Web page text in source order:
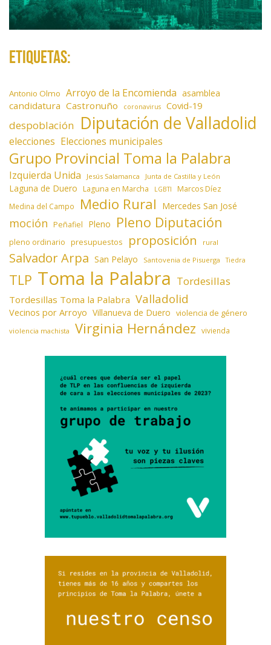
Etiquetas:
Antonio Olmo Arroyo de la Encomienda asamblea
candidatura Castronuño coronavirus Covid-19
despoblación Diputación de Valladolid
elecciones Elecciones municipales
Grupo Provincial Toma la Palabra
Izquierda Unida Jesús Salamanca Junta de Castilla y León
Laguna de Duero Laguna en Marcha LGBTI Marcos Díez
Medina del Campo Medio Rural Mercedes San José
moción Peñafiel Pleno Pleno Diputación
pleno ordinario presupuestos proposición rural
Salvador Arpa San Pelayo Santovenia de Pisuerga Tiedra
TLP Toma la Palabra Tordesillas
Tordesillas Toma la Palabra Valladolid
Vecinos por Arroyo Villanueva de Duero violencia de género
violencia machista Virginia Hernández vivienda